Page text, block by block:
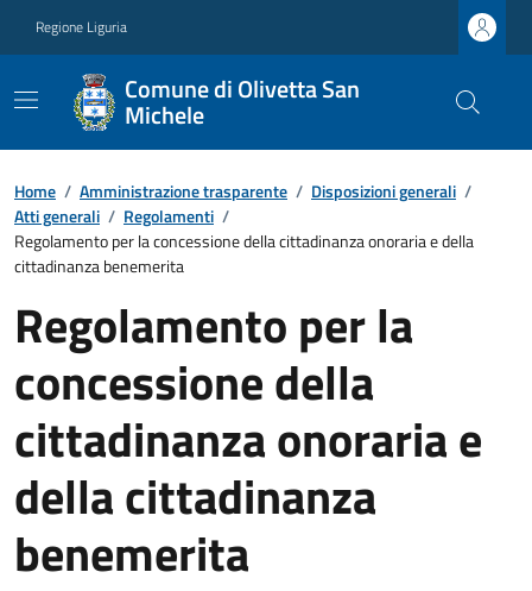
Regione Liguria
Comune di Olivetta San
Michele
Home / Amministrazione trasparente / Disposizioni generali /
Atti generali / Regolamenti /
Regolamento per la concessione della cittadinanza onoraria e della
cittadinanza benemerita
Regolamento per la
concessione della
cittadinanza onoraria e
della cittadinanza
benemerita